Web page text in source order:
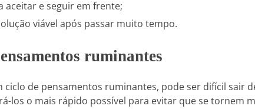
aceitar e seguir em frente;
viável após passar muito tempo.
ruminantes
ciclo de pensamentos ruminantes, pode ser difícil sair
los o mais rápido possível para evitar que se tornem